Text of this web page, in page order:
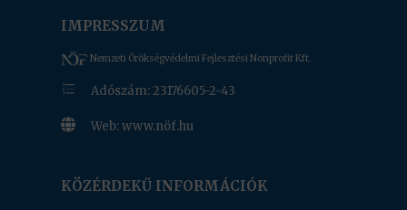
IMPRESSZUM
Nemzeti Örökségvédelmi Fejlesztési Nonprofit Kft.
e Adószám: 23176605-2-43
 Web: www.nöf.hu
KÖZÉRDEKŰ INFORMÁCIÓK